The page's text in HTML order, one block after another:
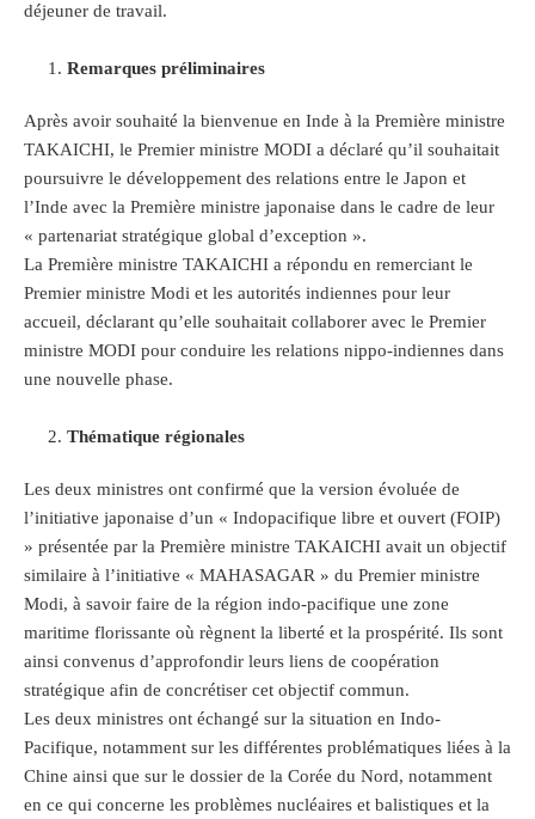
déjeuner de travail.
Remarques préliminaires
Après avoir souhaité la bienvenue en Inde à la Première ministre
TAKAICHI, le Premier ministre MODI a déclaré qu’il souhaitait
poursuivre le développement des relations entre le Japon et
l’Inde avec la Première ministre japonaise dans le cadre de leur
« partenariat stratégique global d’exception ».
La Première ministre TAKAICHI a répondu en remerciant le
Premier ministre Modi et les autorités indiennes pour leur
accueil, déclarant qu’elle souhaitait collaborer avec le Premier
ministre MODI pour conduire les relations nippo-indiennes dans
une nouvelle phase.
Thématique régionales
Les deux ministres ont confirmé que la version évoluée de
l’initiative japonaise d’un « Indopacifique libre et ouvert (FOIP)
» présentée par la Première ministre TAKAICHI avait un objectif
similaire à l’initiative « MAHASAGAR » du Premier ministre
Modi, à savoir faire de la région indo-pacifique une zone
maritime florissante où règnent la liberté et la prospérité. Ils sont
ainsi convenus d’approfondir leurs liens de coopération
stratégique afin de concrétiser cet objectif commun.
Les deux ministres ont échangé sur la situation en Indo-
Pacifique, notamment sur les différentes problématiques liées à la
Chine ainsi que sur le dossier de la Corée du Nord, notamment
en ce qui concerne les problèmes nucléaires et balistiques et la